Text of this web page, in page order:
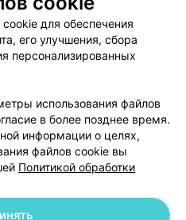
Партнеры
103.by
данных
для обеспечения
его улучшения, сбора
персонализированных
использования файлов
в более позднее время.
информации о целях,
файлов cookie вы
Политикой обработки